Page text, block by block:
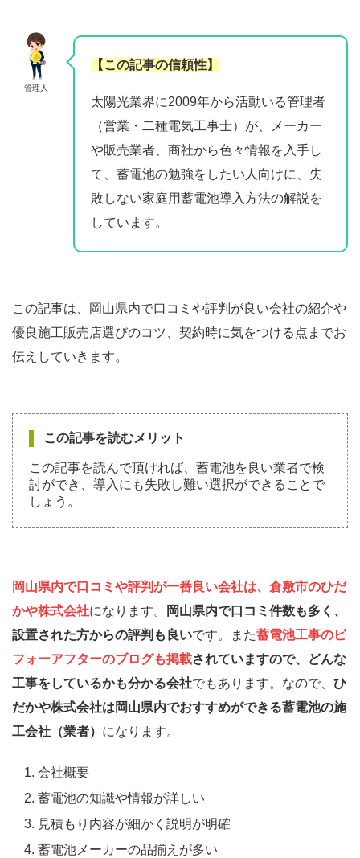
管理人
【この記事の信頼性】
太陽光業界に2009年から活動いる管理者
（営業・二種電気工事士）が、メーカー
や販売業者、商社から色々情報を入手し
て、蓄電池の勉強をしたい人向けに、失
敗しない家庭用蓄電池導入方法の解説を
しています。
この記事は、岡山県内で口コミや評判が良い会社の紹介や
優良施工販売店選びのコツ、契約時に気をつける点までお
伝えしていきます。
この記事を読むメリット
この記事を読んで頂ければ、蓄電池を良い業者で検
討ができ、導入にも失敗し難い選択ができることで
しょう。
岡山県内で口コミや評判が一番良い会社は、倉敷市のひだ
かや株式会社になります。
岡山県内で口コミ件数も多く、
設置された方からの評判も良いです。また蓄電池工事のビ
フォーアフターのブログも掲載されていますので、どんな
工事をしているかも分かる会社でもあります。なので、 ひ
だかや株式会社は岡山県内でおすすめができる蓄電池の施
工会社（業者） になります。
会社概要
蓄電池の知識や情報が詳しい
見積もり内容が細かく説明が明確
蓄電池メーカーの品揃えが多い